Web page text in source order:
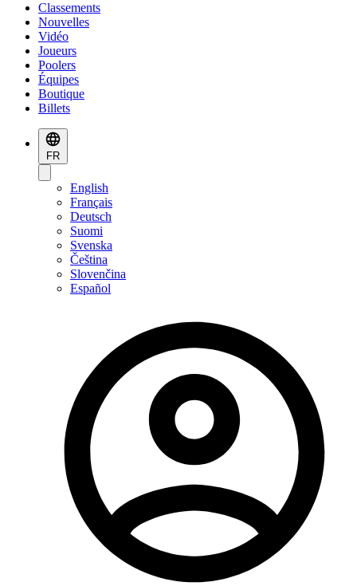
Classements
Nouvelles
Vidéo
Joueurs
Poolers
Équipes
Boutique
Billets
FR
English
Français
Deutsch
Suomi
Svenska
Čeština
Slovenčina
Español